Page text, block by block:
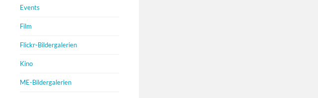
Events
Film
Flickr-Bildergalerien
Kino
ME-Bildergalerien